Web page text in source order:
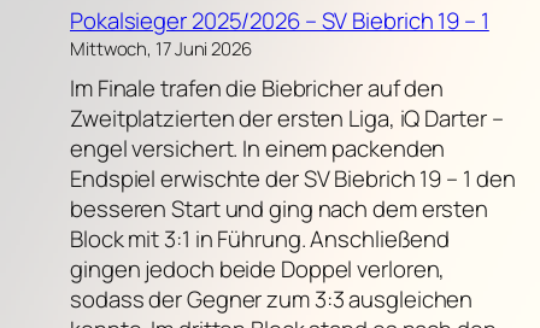
Pokalsieger 2025/2026 – SV Biebrich 19 – 1
Mittwoch, 17 Juni 2026
Im Finale trafen die Biebricher auf den
Zweitplatzierten der ersten Liga, iQ Darter –
engel versichert. In einem packenden
Endspiel erwischte der SV Biebrich 19 – 1 den
besseren Start und ging nach dem ersten
Block mit 3:1 in Führung. Anschließend
gingen jedoch beide Doppel verloren,
sodass der Gegner zum 3:3 ausgleichen